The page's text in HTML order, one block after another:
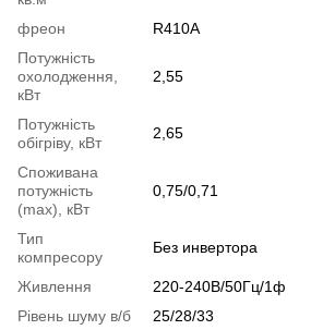
фреон
R410A
Потужність
охолодження,
кВт
2,55
Потужність
обігріву, кВт
2,65
Споживана
потужність
(max), кВт
0,75/0,71
Тип
компресору
Без инвертора
Живлення
220-240В/50Гц/1ф
Рівень шуму в/б
25/28/33